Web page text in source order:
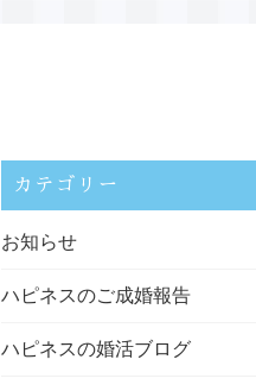
カテゴリー
お知らせ
ハピネスのご成婚報告
ハピネスの婚活ブログ